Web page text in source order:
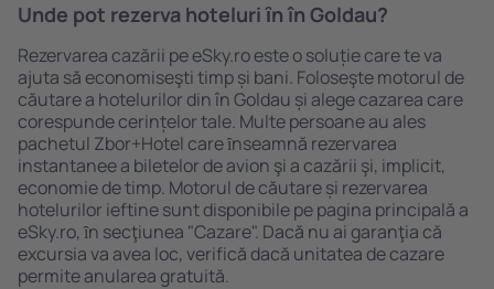
Unde pot rezerva hoteluri ȋn în Goldau?
Rezervarea cazării pe eSky.ro este o soluție care te va
ajuta să economiseşti timp și bani. Foloseşte motorul de
căutare a hotelurilor din în Goldau și alege cazarea care
corespunde cerințelor tale. Multe persoane au ales
pachetul Zbor+Hotel care ȋnseamnă rezervarea
instantanee a biletelor de avion şi a cazării şi, implicit,
economie de timp. Motorul de căutare și rezervarea
hotelurilor ieftine sunt disponibile pe pagina principală a
eSky.ro, ȋn secţiunea "Cazare". Dacă nu ai garanţia că
excursia va avea loc, verifică dacă unitatea de cazare
permite anularea gratuită.